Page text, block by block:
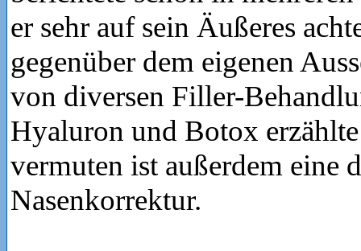
er sehr auf sein Äußeres
gegenüber dem eigenen
von diversen Filler-
Hyaluron und Botox
vermuten ist außerdem eine
Nasenkorrektur.